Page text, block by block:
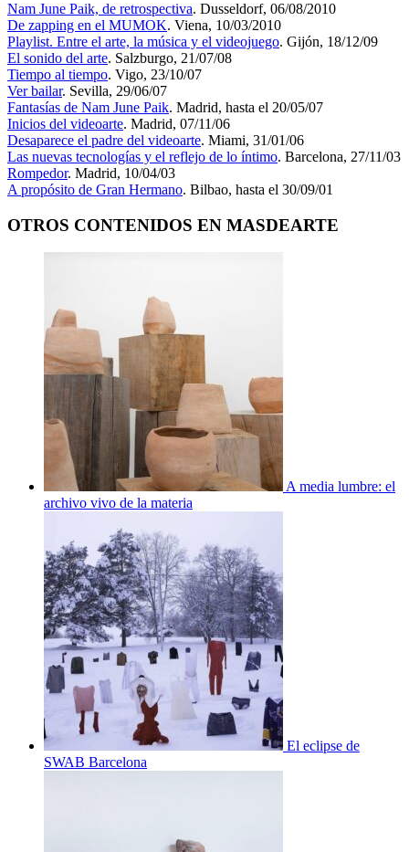
Nam June Paik, de retrospectiva. Dusseldorf, 06/08/2010
De zapping en el MUMOK. Viena, 10/03/2010
Playlist. Entre el arte, la música y el videojuego. Gijón, 18/12/09
El sonido del arte. Salzburgo, 21/07/08
Tiempo al tiempo. Vigo, 23/10/07
Ver bailar. Sevilla, 29/06/07
Fantasías de Nam June Paik. Madrid, hasta el 20/05/07
Inicios del videoarte. Madrid, 07/11/06
Desaparece el padre del videoarte. Miami, 31/01/06
Las nuevas tecnologías y el reflejo de lo íntimo. Barcelona, 27/11/03
Rompedor. Madrid, 10/04/03
A propósito de Gran Hermano. Bilbao, hasta el 30/09/01
OTROS CONTENIDOS EN MASDEARTE
A media lumbre: el
archivo vivo de la materia
El eclipse de
SWAB Barcelona